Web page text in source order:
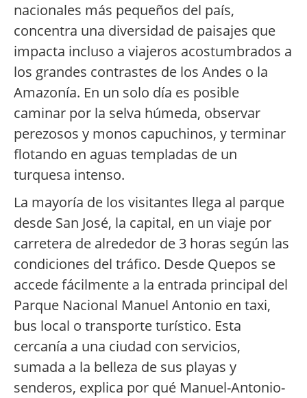
nacionales más pequeños del país,
concentra una diversidad de paisajes que
impacta incluso a viajeros acostumbrados a
los grandes contrastes de los Andes o la
Amazonía. En un solo día es posible
caminar por la selva húmeda, observar
perezosos y monos capuchinos, y terminar
flotando en aguas templadas de un
turquesa intenso.
La mayoría de los visitantes llega al parque
desde San José, la capital, en un viaje por
carretera de alrededor de 3 horas según las
condiciones del tráfico. Desde Quepos se
accede fácilmente a la entrada principal del
Parque Nacional Manuel Antonio en taxi,
bus local o transporte turístico. Esta
cercanía a una ciudad con servicios,
sumada a la belleza de sus playas y
senderos, explica por qué Manuel-Antonio-